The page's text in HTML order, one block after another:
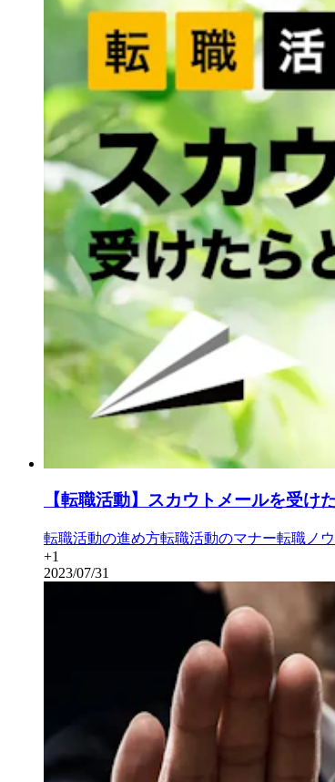
【転職活動】スカウトメールを受け
転職活動の進め方転職活動のマナー転職ノ
+1
2023/07/31